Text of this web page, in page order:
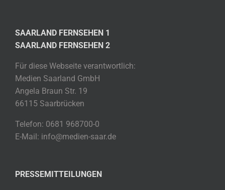
SAARLAND FERNSEHEN 1
SAARLAND FERNSEHEN 2
Für diese Webseite verantwortlich:
Medien Saarland GmbH
Angela Braun Str. 19
66115 Saarbrücken
Telefon: 0681 968700-0
E-Mail: info@medien-saar.de
PRESSEMITTEILUNGEN